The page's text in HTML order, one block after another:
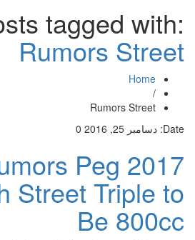
tagged with:
Rumors Street
Home
/
Rumors Street
Date: دسامبر 25, 2016 0
Peg 2017
Street Triple to
Be 800cc